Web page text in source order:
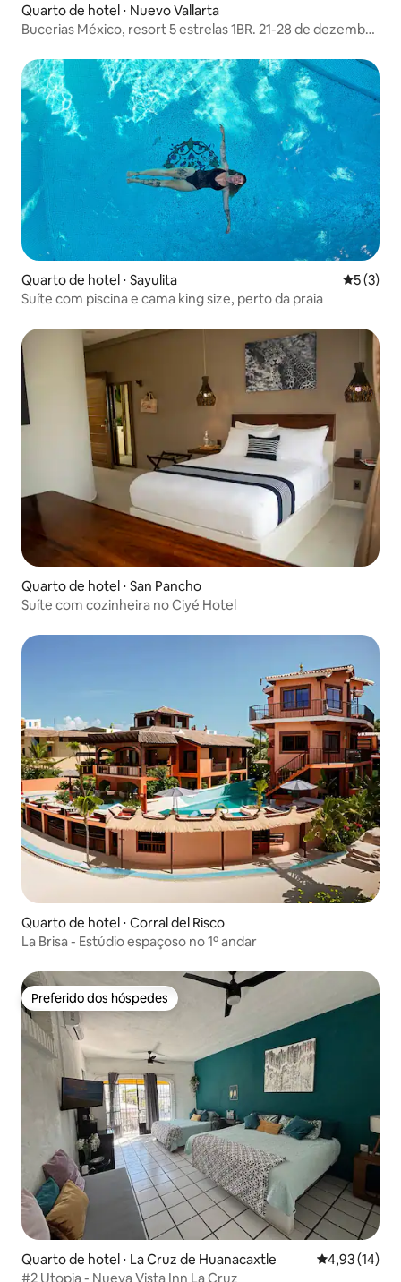
Quarto de hotel ⋅ Nuevo Vallarta
Bucerias México, resort 5 estrelas 1BR. 21-28 de dezembro
Quarto de hotel ⋅ Sayulita 5 de
5 (3)
Suíte com piscina e cama king size, perto da praia
Quarto de hotel ⋅ San Pancho
Suíte com cozinheira no Ciyé Hotel
Quarto de hotel ⋅ Corral del Risco
La Brisa - Estúdio espaçoso no 1º andar
Preferido dos hóspedes
Preferido dos hóspedes
Quarto de hotel ⋅ La Cruz de Huanacaxtle 4,93 de uma
4,93 (14)
#2 Utopia - Nueva Vista Inn La Cruz